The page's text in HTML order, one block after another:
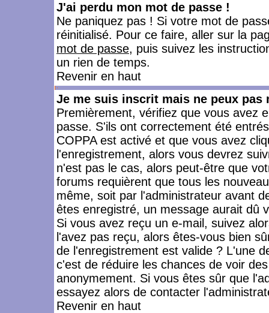
J'ai perdu mon mot de passe !
Ne paniquez pas ! Si votre mot de
réinitialisé. Pour ce faire, aller sur la
mot de passe, puis suivez les
un rien de temps.
Revenir en haut
Je me suis inscrit mais ne peux pas
Premièrement, vérifiez que vous avez
passe. S'ils ont correctement été
COPPA est activé et que vous avez
l'enregistrement, alors vous devrez
n'est pas le cas, alors peut-être que
forums requièrent que tous les
même, soit par l'administrateur avant
êtes enregistré, un message aurait dû
Si vous avez reçu un e-mail, suivez
l'avez pas reçu, alors êtes-vous bien
de l'enregistrement est valide ? L'une
c'est de réduire les chances de voir
anonymement. Si vous êtes sûr que
essayez alors de contacter
Revenir en haut